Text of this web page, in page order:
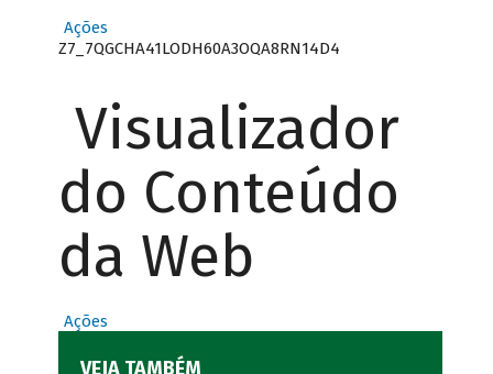
Ações
Z7_7QGCHA41LODH60A3OQA8RN14D4
Visualizador
do Conteúdo
da Web
Ações
VEJA TAMBÉM